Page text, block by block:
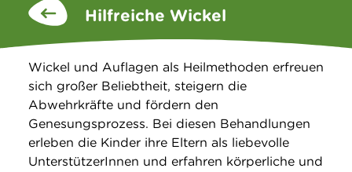
Service
Über uns
Suche
Hilfreiche Wickel
Wickel und Auflagen als Heilmethoden erfreuen
sich großer Beliebtheit, steigern die
Abwehrkräfte und fördern den
Genesungsprozess. Bei diesen Behandlungen
erleben die Kinder ihre Eltern als liebevolle
UnterstützerInnen und erfahren körperliche und